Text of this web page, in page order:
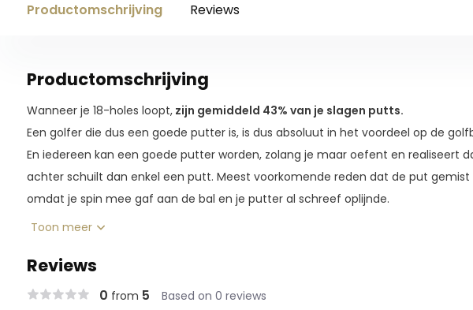
Productomschrijving Reviews
Productomschrijving
Wanneer je 18-holes loopt,zijn gemiddeld 43% van je slagen putts.
Een golfer die dus een goede putter is, is dus absoluut in het voordeel op de
En iedereen kan een goede putter worden, zolang je maar oefent en realiseert
achter schuilt dan enkel een putt. Meest voorkomende reden dat de put gemist
omdat je spin mee gaf aan de bal en je putter al schreef oplijnde.
Deze putting mat komt leert je een beter gevoel krijgen voor de snelheid, richting
consistentie.
Toon meer
Reviews
0 from 5 Based on 0 reviews